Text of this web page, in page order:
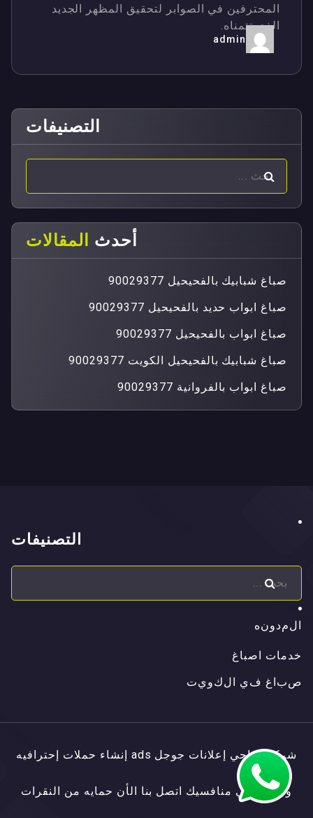
المحترفين في الصوابر لتحقيق المظهر الجديد
الذي تتمناه.
admin
التصنيفات
أحدث المقالات
صباغ شبابيك بالفحيحيل 90029377
صباغ ابواب حديد بالفحيحيل 90029377
صباغ ابواب بالفحيحيل 90029377
صباغ شبابيك بالفحيحيل الكويت 90029377
صباغ ابواب بالفروانية 90029377
التصنيفات
ال
المدونه
خدمات اصباغ
ال
صبا غ في الكويت
شركة الناجي إعلانات جوجل ads إنشاء حملات إحترافيه
وتفوق علي منافسيك اتصل بنا الأن حمايه من النقرات